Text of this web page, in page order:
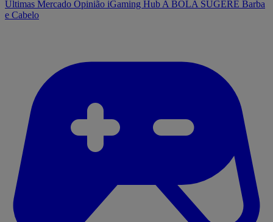
Últimas Mercado Opinião iGaming Hub A BOLA SUGERE Barba
e Cabelo